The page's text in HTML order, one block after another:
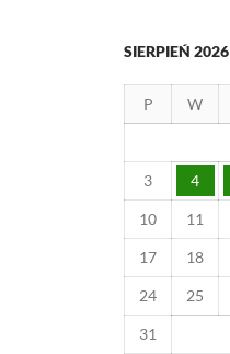
SIERPIEŃ 2026
P W
3 4
10 11
17 18
24 25
31